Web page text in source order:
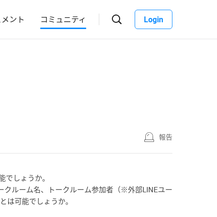
ント コミュニティ Login
報告
しょうか。
クルーム名、トークルーム参加者（※外部LINEユー
は可能でしょうか。